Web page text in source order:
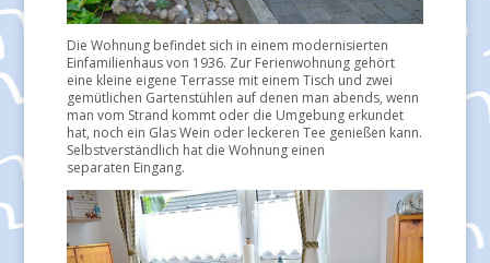
Die Wohnung befindet sich in einem modernisierten
Einfamilienhaus von 1936. Zur Ferienwohnung gehört
eine kleine eigene Terrasse mit einem Tisch und zwei
gemütlichen Gartenstühlen auf denen man abends, wenn
man vom Strand kommt oder die Umgebung erkundet
hat, noch ein Glas Wein oder leckeren Tee genießen kann.
Selbstverständlich hat die Wohnung einen
separaten Eingang.